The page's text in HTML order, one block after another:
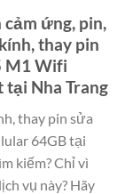
ứng, pin,
thay pin
M1 Wifi
tại Nha Trang
thay pin sửa
64GB tại
kiếm? Chỉ vì
vụ này? Hãy